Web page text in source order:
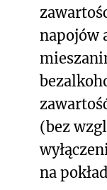
napojów
(bez
na